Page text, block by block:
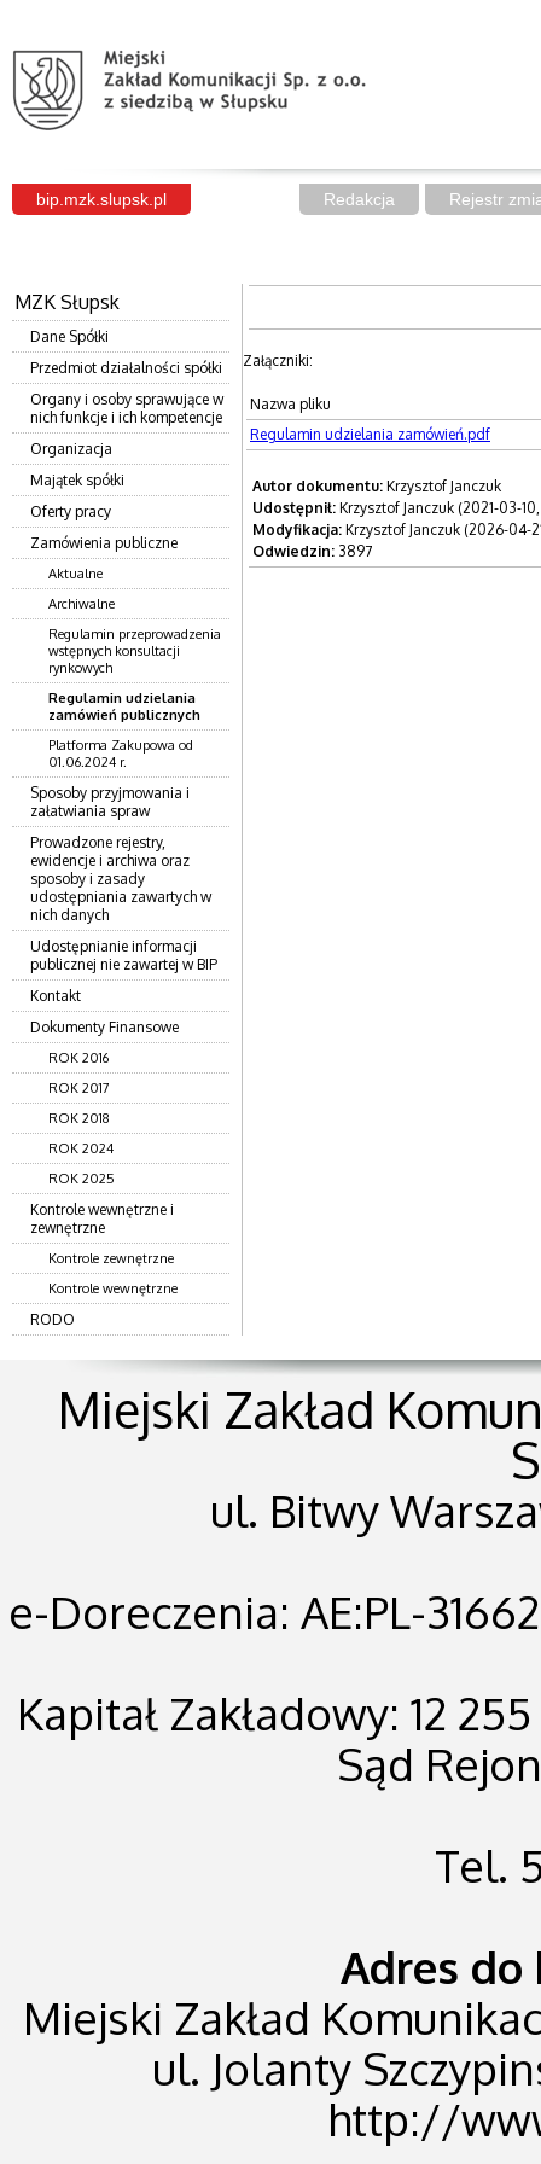
bip.mzk.slupsk.pl Redakcja Rejestr
MZK Słupsk
Dane Spółki
Przedmiot działalności spółki
Organy i osoby sprawujące w
nich funkcje i ich kompetencje
Organizacja
Majątek spółki
Oferty pracy
Zamówienia publiczne
Aktualne
Archiwalne
Regulamin przeprowadzenia
wstępnych konsultacji
rynkowych
Regulamin udzielania
zamówień publicznych
Platforma Zakupowa od
01.06.2024 r.
Sposoby przyjmowania i
załatwiania spraw
Prowadzone rejestry,
ewidencje i archiwa oraz
sposoby i zasady
udostępniania zawartych w
nich danych
Udostępnianie informacji
publicznej nie zawartej w BIP
Kontakt
Dokumenty Finansowe
ROK 2016
ROK 2017
ROK 2018
ROK 2024
ROK 2025
Kontrole wewnętrzne i
zewnętrzne
Kontrole zewnętrzne
Kontrole wewnętrzne
RODO
Załączniki:
Nazwa pliku
Regulamin udzielania zamówień.pdf
Autor dokumentu: Krzysztof Janczuk
Udostępnił: Krzysztof Janczuk (2021-03-
Modyfikacja: Krzysztof Janczuk (2026-04-
Odwiedzin: 3897
Miejski Zakład
ul. Bitwy
e-Doreczenia: AE:PL-
Kapitał Zakładowy: 12
Sąd
Tel.
Adres do
Miejski Zakład
ul. Jolanty
http://